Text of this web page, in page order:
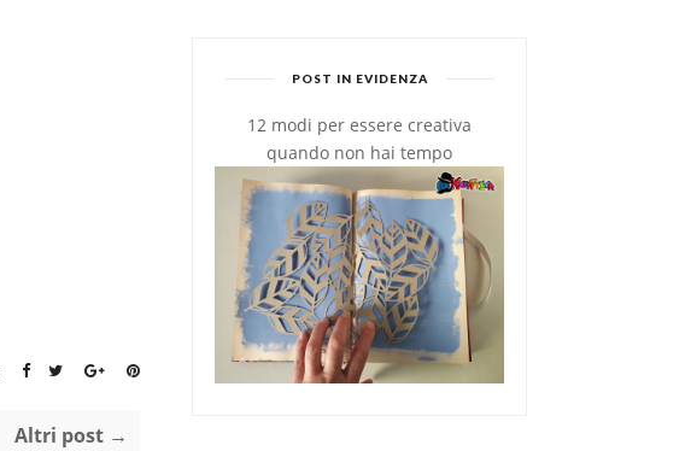
Altri post →
POST IN EVIDENZA
12 modi per essere creativa
quando non hai tempo